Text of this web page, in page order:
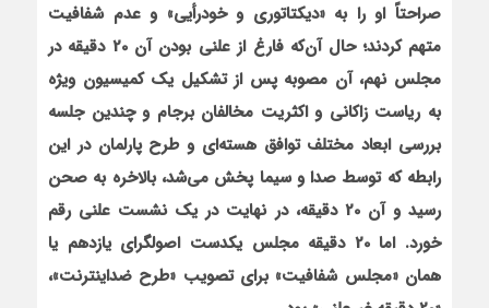
صراحتاً او را به «ديكتاتوري و خودرأيي» و عدم ‌شفافيت
متهم كردند؛ حال آن‌كه فارغ از علني بودن آن 20 دقيقه در
مجلس نهم، آن مصوبه پس از تشكيل يك كميسيون ويژه
به رياست زاكاني و اكثريت مخالفان برجام و چندين جلسه
بررسي ابعاد مختلف توافق هسته‌اي و طرح پارلمان در اين
رابطه كه توسط صدا و سيما پخش مي‌شد، بالاخره به صحن
رسيد و آن 20 دقيقه، در نهايت در يك نشست علني رقم
خورد. اما 20 دقيقه مجلس يكدست اصولگراي يازدهم يا
همان «مجلس شفافيت» براي تصويب «طرح ضداينترنت»،